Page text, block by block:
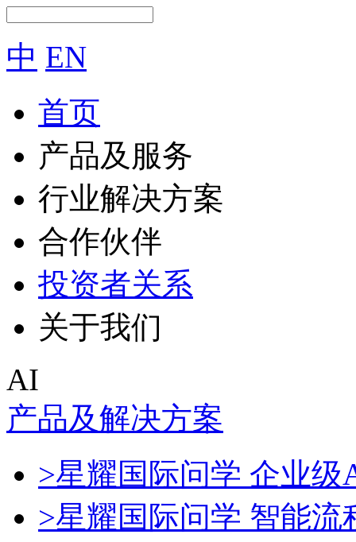
中 EN
首页
产品及服务
行业解决方案
合作伙伴
投资者关系
关于我们
AI
产品及解决方案
>星耀国际问学 企业级
>星耀国际问学 智能流